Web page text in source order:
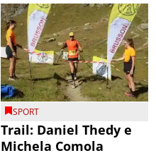
SPORT
Trail: Daniel Thedy e
Michela Comola